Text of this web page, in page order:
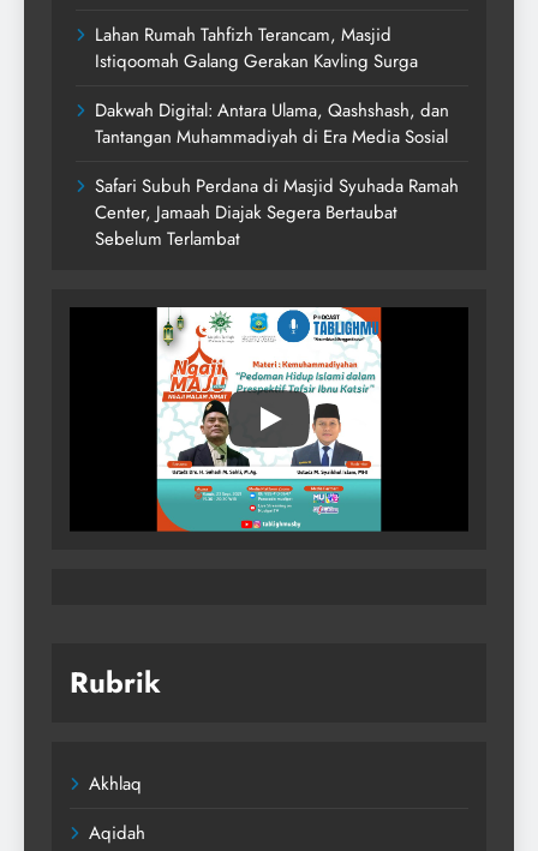
Lahan Rumah Tahfizh Terancam, Masjid
Istiqoomah Galang Gerakan Kavling Surga
Dakwah Digital: Antara Ulama, Qashshash, dan
Tantangan Muhammadiyah di Era Media Sosial
Safari Subuh Perdana di Masjid Syuhada Ramah
Center, Jamaah Diajak Segera Bertaubat
Sebelum Terlambat
Rubrik
Akhlaq
Aqidah